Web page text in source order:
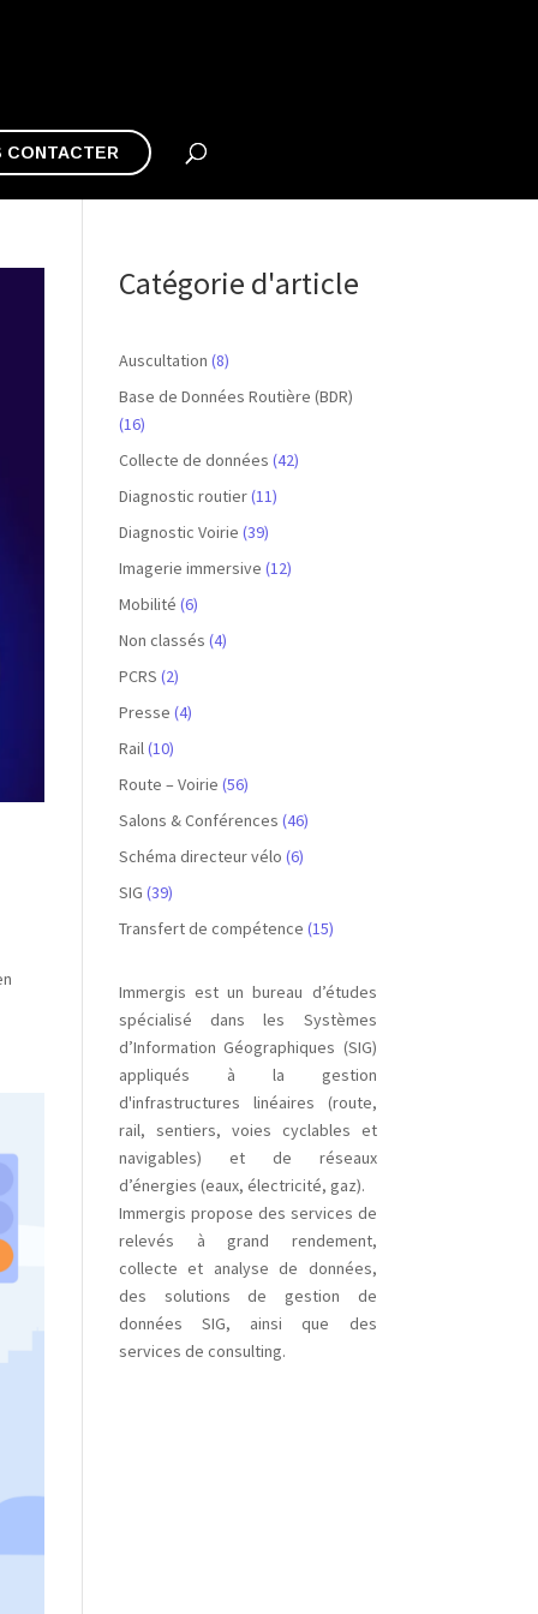
CONTACTER
Catégorie d'article
Auscultation (8)
Base de Données Routière (BDR)
(16)
Collecte de données (42)
Diagnostic routier(11)
Diagnostic Voirie (39)
Imagerie immersive (12)
Mobilité (6)
Non classés (4)
PCRS (2)
Presse (4)
Rail(10)
Route – Voirie (56)
Salons & Conférences (46)
Schéma directeur vélo (6)
SIG (39)
Transfert de compétence (15)
Immergis est un bureau d’études
spécialisé dans les Systèmes
d’Information Géographiques (SIG)
appliqués à la gestion
d'infrastructures linéaires (route,
rail, sentiers, voies cyclables et
navigables) et de réseaux
d’énergies (eaux, électricité, gaz).
Immergis propose des services de
relevés à grand rendement,
collecte et analyse de données,
des solutions de gestion de
données SIG, ainsi que des
services de consulting.